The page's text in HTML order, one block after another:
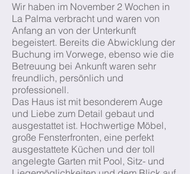
Wir haben im November 2 Wochen in
La Palma verbracht und waren von
Anfang an von der Unterkunft
begeistert. Bereits die Abwicklung der
Buchung im Vorwege, ebenso wie die
Betreuung bei Ankunft waren sehr
freundlich, persönlich und
professionell.
Das Haus ist mit besonderem Auge
und Liebe zum Detail gebaut und
ausgestattet ist. Hochwertige Möbel,
große Fensterfronten, eine perfekt
ausgestattete Küchen und der toll
angelegte Garten mit Pool, Sitz- und